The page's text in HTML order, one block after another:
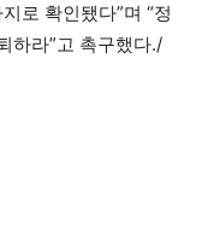
로 확인됐다”며 “정
하라”고 촉구했다./